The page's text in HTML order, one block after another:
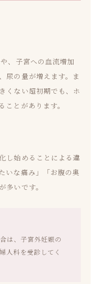
、子宮への血流増加
尿の量が増えます。ま
くない超初期でも、ホ
ことがあります。
し始めることによる違
いな痛み」「お腹の奥
多いです。
は、子宮外妊娠の
人科を受診してく